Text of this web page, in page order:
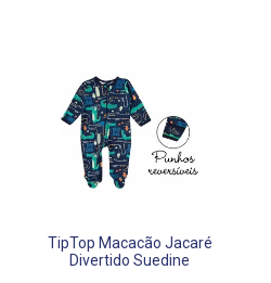
TipTop Macacão Jacaré
Divertido Suedine